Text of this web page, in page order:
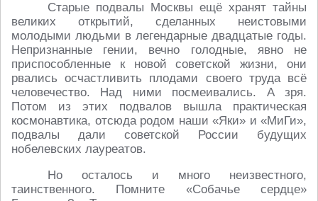
Старые подвалы Москвы ещё хранят тайны
великих открытий, сделанных неистовыми
молодыми людьми в легендарные двадцатые годы.
Непризнанные гении, вечно голодные, явно не
приспособленные к новой советской жизни, они
рвались осчастливить плодами своего труда всё
человечество. Над ними посмеивались. А зря.
Потом из этих подвалов вышла практическая
космонавтика, отсюда родом наши «Яки» и «МиГи»,
подвалы дали советской России будущих
нобелевских лауреатов.
Но осталось и много неизвестного,
таинственного. Помните «Собачье сердце»